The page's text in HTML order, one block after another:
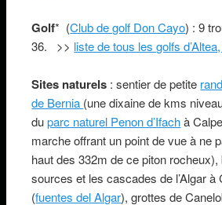
Golf* (Club de golf Don Cayo) : 9
36. >> liste de tous les golfs
Sites naturels : sentier de petite
de Bernia (une dixaine de kms
duparc naturel Penon d’Ifachà
marche offrant un point de vue à ne
haut des 332m de ce piton
sources et les cascades de l’Algar à
(fuentes del Algar), grottes de